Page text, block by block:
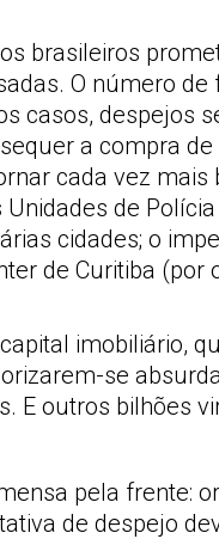
brasileiros
O número
casos, despejos
a compra
cada vez mais
de
cidades; o
de Curitiba
imobiliário,
se
E outros bilhões
pela frente:
de despejo